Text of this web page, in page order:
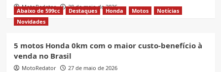
MotoRedator 28 de maio de 2026
Abaixo de 599cc Destaques Honda Motos
Notícias
Novidades
5 motos Honda 0km com o maior custo-benefício à
venda no Brasil
MotoRedator 27 de maio de 2026